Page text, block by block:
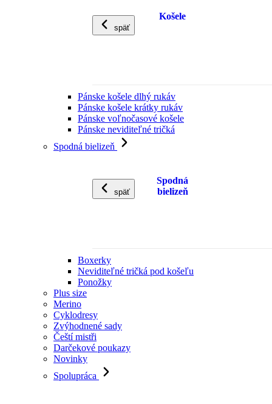
späť
Košele
Pánske košele dlhý rukáv
Pánske košele krátky rukáv
Pánske voľnočasové košele
Pánske neviditeľné tričká
Spodná bielizeň
späť
Spodná
bielizeň
Boxerky
Neviditeľné tričká pod košeľu
Ponožky
Plus size
Merino
Cyklodresy
Zvýhodnené sady
Čeští mistři
Darčekové poukazy
Novinky
Spolupráca